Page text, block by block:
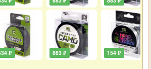
₽ 883 ₽ 154 ₽